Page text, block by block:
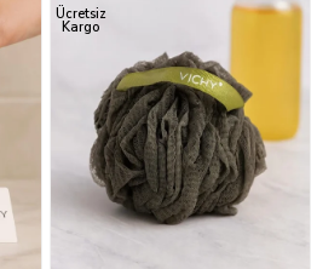
ürün
Ücretsiz
Kargo